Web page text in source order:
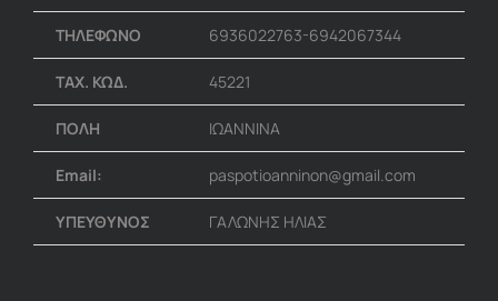
ΤΗΛΕΦΩΝΟ 6936022763-6942067344
ΤΑΧ. ΚΩΔ. 45221
ΠΟΛΗ ΙΩΑΝΝΙΝΑ
Email: paspotioanninon@gmail.com
ΥΠΕΥΘΥΝΟΣ ΓΑΛΩΝΗΣ ΗΛΙΑΣ